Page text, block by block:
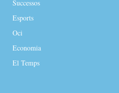
Successos
Esports
Oci
Economia
El Temps